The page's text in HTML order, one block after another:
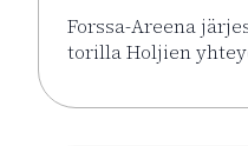
Forssa-Areena
torilla Holjien